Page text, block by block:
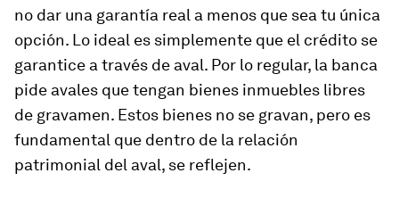
no dar una garantía real a menos que sea tu única
opción. Lo ideal es simplemente que el crédito se
garantice a través de aval. Por lo regular, la banca
pide avales que tengan bienes inmuebles libres
de gravamen. Estos bienes no se gravan, pero es
fundamental que dentro de la relación
patrimonial del aval, se reflejen.